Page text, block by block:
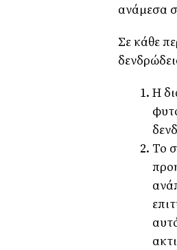
ανάμεσα
Σε κάθε
Η
Το